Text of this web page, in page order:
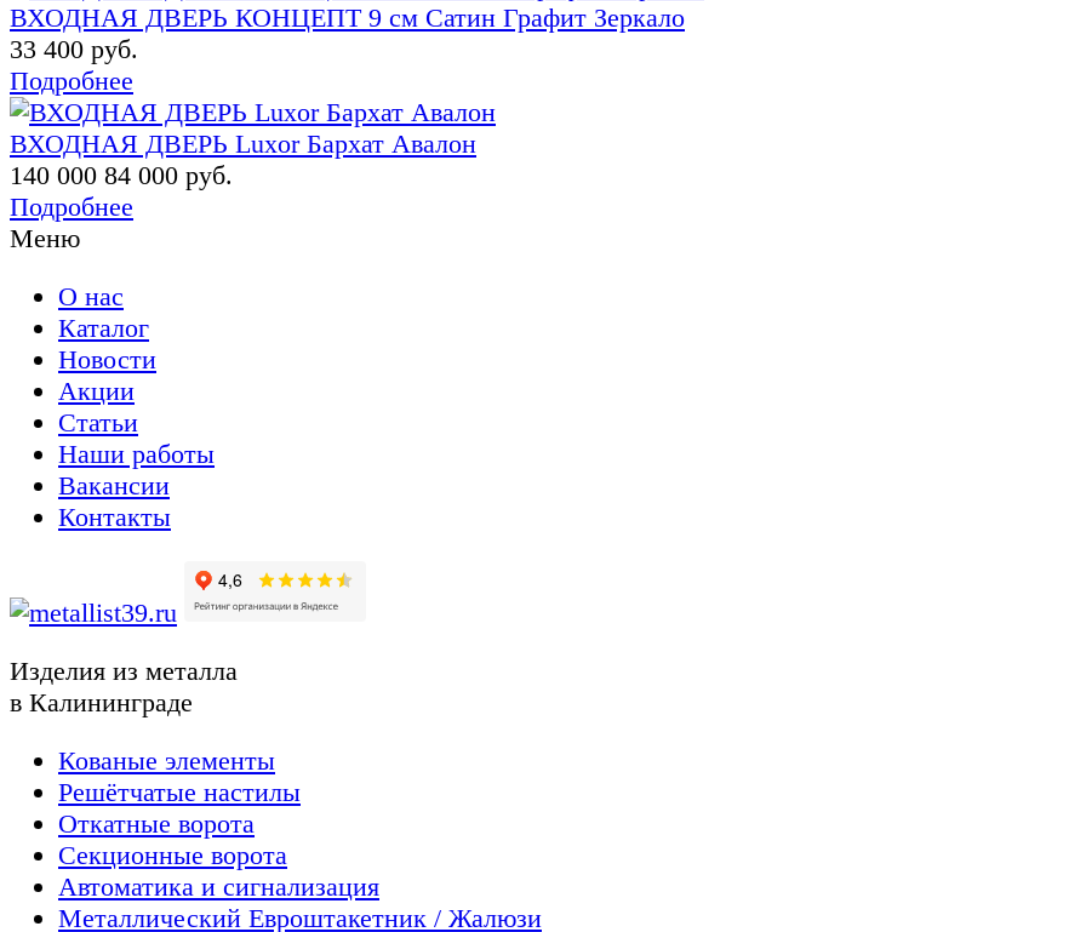
ВХОДНАЯ ДВЕРЬ КОНЦЕПТ 9 см Сатин Графит Зеркало
33 400 руб.
Подробнее
ВХОДНАЯ ДВЕРЬ Luxor Бархат Авалон
140 000 84 000 руб.
Подробнее
Меню
О нас
Каталог
Новости
Акции
Статьи
Наши работы
Вакансии
Контакты
Изделия из металла
в Калининграде
Кованые элементы
Решётчатые настилы
Откатные ворота
Секционные ворота
Автоматика и сигнализация
Металлический Евроштакетник / Жалюзи